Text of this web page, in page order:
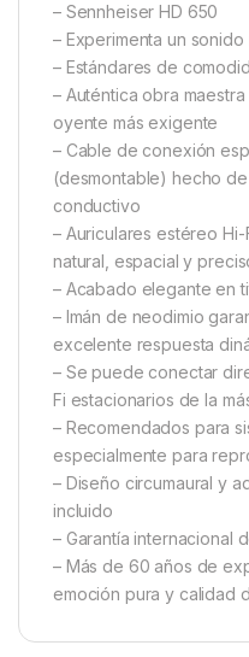
– Sennheiser HD 650
– Experimenta un
– Estándares de
– Auténtica obra
oyente más exigente
– Cable de conexión
(desmontable) hecho
conductivo
– Auriculares estéreo
natural, espacial y
– Acabado elegante en
– Imán de neodimio
excelente respuesta
– Se puede conectar
Fi estacionarios de la
– Recomendados para
especialmente para
– Diseño circumaural y
incluido
– Garantía internacional
– Más de 60 años de
emoción pura y calidad